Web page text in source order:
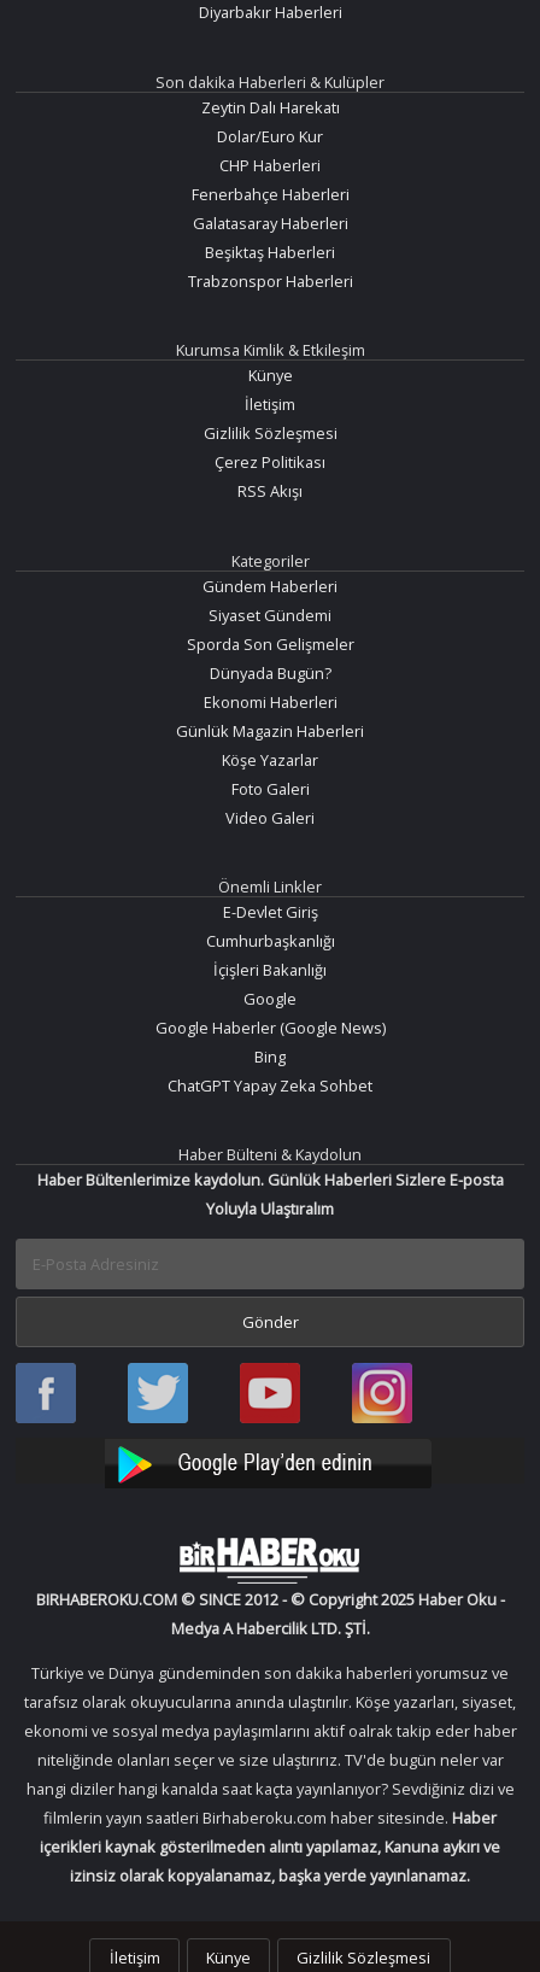
Diyarbakır Haberleri
Son dakika Haberleri & Kulüpler
Zeytin Dalı Harekatı
Dolar/Euro Kur
CHP Haberleri
Fenerbahçe Haberleri
Galatasaray Haberleri
Beşiktaş Haberleri
Trabzonspor Haberleri
Kurumsa Kimlik & Etkileşim
Künye
İletişim
Gizlilik Sözleşmesi
Çerez Politikası
RSS Akışı
Kategoriler
Gündem Haberleri
Siyaset Gündemi
Sporda Son Gelişmeler
Dünyada Bugün?
Ekonomi Haberleri
Günlük Magazin Haberleri
Köşe Yazarlar
Foto Galeri
Video Galeri
Önemli Linkler
E-Devlet Giriş
Cumhurbaşkanlığı
İçişleri Bakanlığı
Google
Google Haberler (Google News)
Bing
ChatGPT Yapay Zeka Sohbet
Haber Bülteni & Kaydolun
Haber Bültenlerimize kaydolun. Günlük Haberleri Sizlere E-posta
Yoluyla Ulaştıralım
Haber
Oku
Haber
Oku
Bir
Haber
YouTube
Bir
Haber
Instagram
BIRHABEROKU.COM © SINCE 2012 - © Copyright 2025 Haber Oku -
Medya A Habercilik LTD. ŞTİ.
Türkiye ve Dünya gündeminden son dakika haberleri yorumsuz ve
tarafsız olarak okuyucularına anında ulaştırılır. Köşe yazarları, siyaset,
ekonomi ve sosyal medya paylaşımlarını aktif oalrak takip eder haber
niteliğinde olanları seçer ve size ulaştırırız. TV'de bugün neler var
hangi diziler hangi kanalda saat kaçta yayınlanıyor? Sevdiğiniz dizi ve
filmlerin yayın saatleri Birhaberoku.com haber sitesinde. Haber
içerikleri kaynak gösterilmeden alıntı yapılamaz, Kanuna aykırı ve
izinsiz olarak kopyalanamaz, başka yerde yayınlanamaz.
İletişim Künye Gizlilik Sözleşmesi